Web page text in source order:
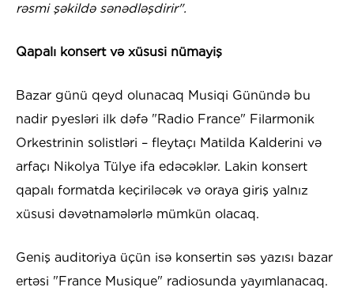
rəsmi şəkildə sənədləşdirir".
Qapalı konsert və xüsusi nümayiş
Bazar günü qeyd olunacaq Musiqi Günündə bu
nadir pyesləri ilk dəfə "Radio France" Filarmonik
Orkestrinin solistləri – fleytaçı Matilda Kalderini və
arfaçı Nikolya Tülye ifa edəcəklər. Lakin konsert
qapalı formatda keçiriləcək və oraya giriş yalnız
xüsusi dəvətnamələrlə mümkün olacaq.
Geniş auditoriya üçün isə konsertin səs yazısı bazar
ertəsi "France Musique" radiosunda yayımlanacaq.